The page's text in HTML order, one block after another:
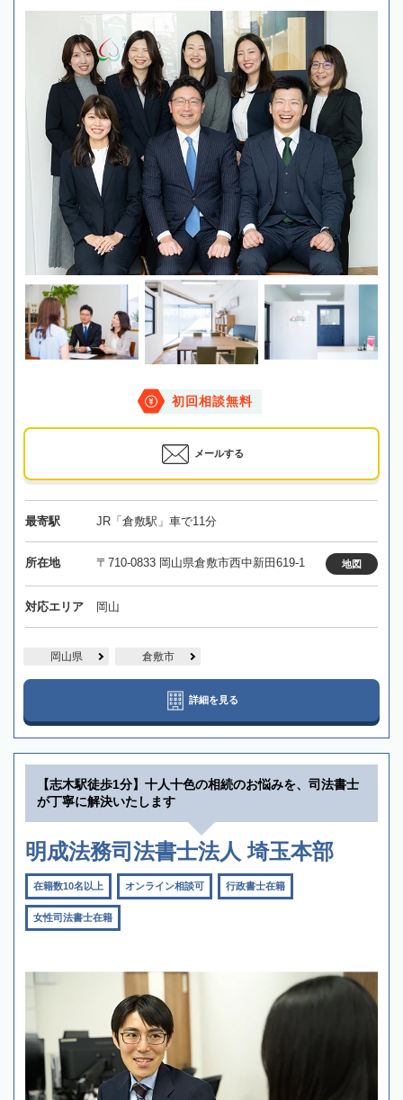
初回相談無料
メールする
最寄駅 JR「倉敷駅」車で11分
所在地 〒710-0833 岡山県倉敷市西中新田619-1 地図
対応エリア 岡山
岡山県 倉敷市
詳細を見る
【志木駅徒歩1分】十人十色の相続のお悩みを、司法書士
が丁寧に解決いたします
明成法務司法書士法人 埼玉本部
在籍数10名以上 オンライン相談可 行政書士在籍
女性司法書士在籍